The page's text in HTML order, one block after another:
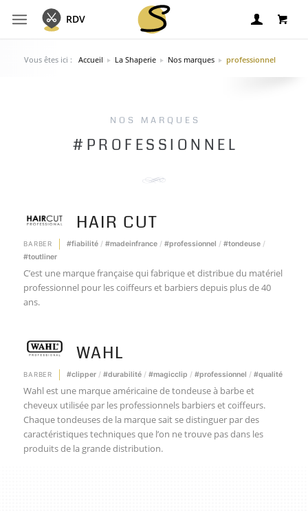
RDV
Vous êtes ici : Accueil La Shaperie Nos marques professionnel
NOS MARQUES
#PROFESSIONNEL
HAIR CUT
BARBER fiabilité madeinfrance professionnel
tondeuse
toutliner
C’est une marque française qui fabrique et distribue du matériel
professionnel pour les coiffeurs et barbiers depuis plus de 40
ans.
WAHL
BARBER clipper durabilité magicclip professionnel qualité
Wahl est une marque américaine de tondeuse à barbe et
cheveux utilisée par les professionnels barbiers et coiffeurs.
Chaque tondeuses de la marque sait se distinguer par des
caractéristiques techniques que l’on ne trouve pas dans les
produits de la grande distribution.
Panier
Votre panier est vide